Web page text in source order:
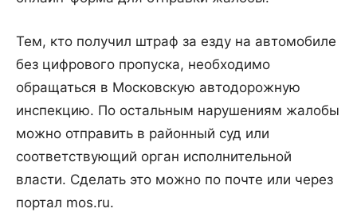
Тем, кто получил штраф за езду на автомобиле
без цифрового пропуска, необходимо
обращаться в Московскую автодорожную
инспекцию. По остальным нарушениям жалобы
можно отправить в районный суд или
соответствующий орган исполнительной
власти. Сделать это можно по почте или через
портал mos.ru.